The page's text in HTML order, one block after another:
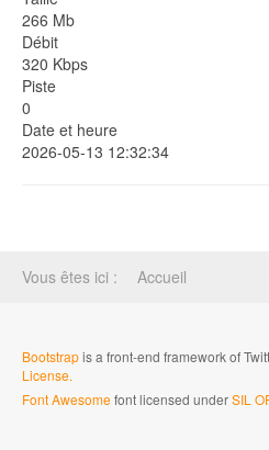
266 Mb
Débit
320 Kbps
Piste
0
Date et heure
2026-05-13 12:32:34
Vous êtes ici : Accueil
Bootstrapis a front-end framework of
License.
Font Awesomefont licensed underSIL